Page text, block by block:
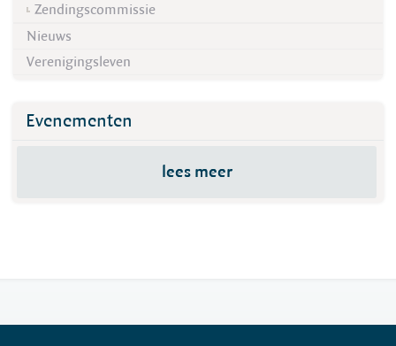
Zendingscommissie
Nieuws
Verenigingsleven
Evenementen
lees meer